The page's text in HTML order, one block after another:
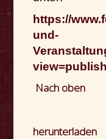
https://
und-
Nach oben
herunterladen